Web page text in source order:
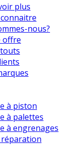
plus
nous?
offre
à piston
à palettes
à engrenages
réparation